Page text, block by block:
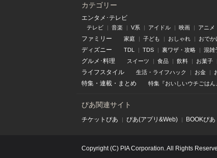
カテゴリー
エンタメ･テレビ
テレビ 音楽 V系 アイドル 映画 アニメ
ファミリー 家庭 子ども おしゃれ おでか
ディズニー TDL TDS 裏ワザ・攻略 混雑
グルメ･料理 スイーツ 食品 飲料 お菓子
ライフスタイル 生活・ライフハック お金
特集 ・ 連載 ・ まとめ 特集『おいしいウチごはん
ぴあ関連サイト
チケットぴあ ぴあ(アプリ&Web) BOOKぴあ
Copyright (C) PIA Corporation. All Rights